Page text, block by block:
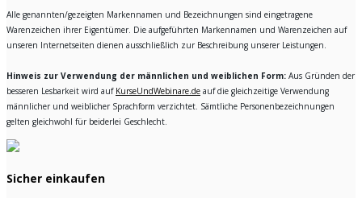
Alle genannten/gezeigten Markennamen und Bezeichnungen sind eingetragene
Warenzeichen ihrer Eigentümer. Die aufgeführten Markennamen und Warenzeichen auf
unseren Internetseiten dienen ausschließlich zur Beschreibung unserer Leistungen.
Hinweis zur Verwendung der männlichen und weiblichen Form: Aus Gründen der
besseren Lesbarkeit wird auf KurseUndWebinare.de auf die gleichzeitige Verwendung
männlicher und weiblicher Sprachform verzichtet. Sämtliche Personenbezeichnungen
gelten gleichwohl für beiderlei Geschlecht.
Sicher einkaufen